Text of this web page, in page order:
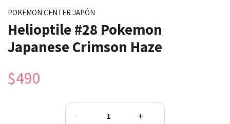
POKEMON CENTER JAPÓN
Helioptile #28 Pokemon
Japanese Crimson Haze
$490
- +